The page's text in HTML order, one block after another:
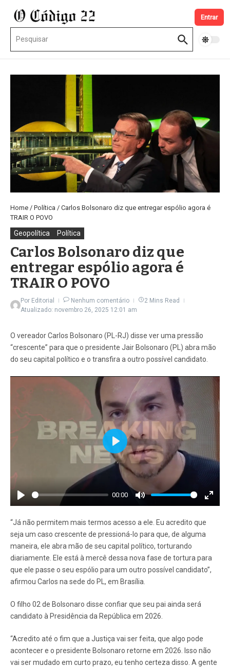
Entrar
Home / Política / Carlos Bolsonaro diz que entregar espólio agora é
TRAIR O POVO
Geopolítica Política
Carlos Bolsonaro diz que
entregar espólio agora é
TRAIR O POVO
Por Editorial Nenhum comentário
2 Mins Read
Atualizado: novembro 26, 2025 12:01 am
O vereador Carlos Bolsonaro (PL-RJ) disse ver uma pressão
“crescente” para que o presidente Jair Bolsonaro (PL) abra mão
do seu capital político e o transfira a outro possível candidato.
Play
00:00
Mute
Enter
Play
“Já não permitem mais termos acesso a ele. Eu acredito que
seja um caso crescente de pressioná-lo para que, de alguma
maneira, ele abra mão de seu capital político, torturando
diariamente. Ele está à mercê dessa nova fase de tortura para
que ele passe o seu espólio para um outro possível candidato”,
afirmou Carlos na sede do PL, em Brasília.
O filho 02 de Bolsonaro disse confiar que seu pai ainda será
candidato à Presidência da República em 2026.
“Acredito até o fim que a Justiça vai ser feita, que algo pode
acontecer e o presidente Bolsonaro retorne em 2026. Isso não
vai ser mudado em curto prazo, eu tenho certeza disso. A gente